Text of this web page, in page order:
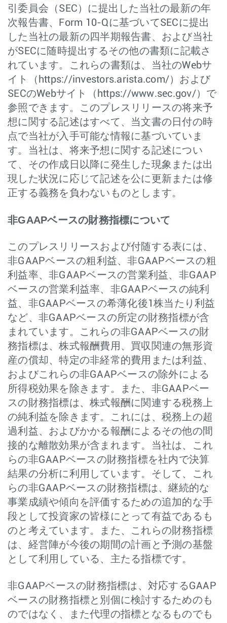
引委員会（SEC）に提出した当社の最新の年
次報告書、Form 10-Qに基づいてSECに提出
した当社の最新の四半期報告書、および当社
がSECに随時提出するその他の書類に記載さ
れています。これらの書類は、当社のWebサ
イト（https://investors.arista.com/）および
SECのWebサイト（https://www.sec.gov/）で
参照できます。このプレスリリースの将来予
想に関する記述はすべて、当文書の日付の時
点で当社が入手可能な情報に基づいていま
す。当社は、将来予想に関する記述につい
て、その作成日以降に発生した現象または出
現した状況に応じて記述を公に更新または修
正する義務を負わないものとします。
非GAAPベースの財務指標について
このプレスリリースおよび付随する表には、
非GAAPベースの粗利益、非GAAPベースの粗
利益率、非GAAPベースの営業利益、非GAAP
ベースの営業利益率、非GAAPベースの純利
益、非GAAPベースの希薄化後1株当たり利益
など、非GAAPベースの所定の財務指標が含
まれています。これらの非GAAPベースの財
務指標は、株式報酬費用、買収関連の無形資
産の償却、特定の非経常的費用または利益、
およびこれらの非GAAPベースの除外による
所得税効果を除きます。また、非GAAPベー
スの財務指標は、株式報酬に関連する税務上
の純利益を除きます。これには、税務上の超
過利益、およびかかる報酬によるその他の間
接的な離散効果が含まれます。当社は、これ
らの非GAAPベースの財務指標を社内で決算
結果の分析に利用しています。そして、これ
らの非GAAPベースの財務指標は、継続的な
事業成績や傾向を評価するための追加的な手
段として投資家の皆様にとって有益であるも
のと考えています。また、これらの財務指標
は、経営陣が今後の期間の計画と予測の基盤
として利用している、主たる指標です。
非GAAPベースの財務指標は、対応するGAAP
ベースの財務指標と別個に検討するためのも
のではなく、また代理の指標となるものでも